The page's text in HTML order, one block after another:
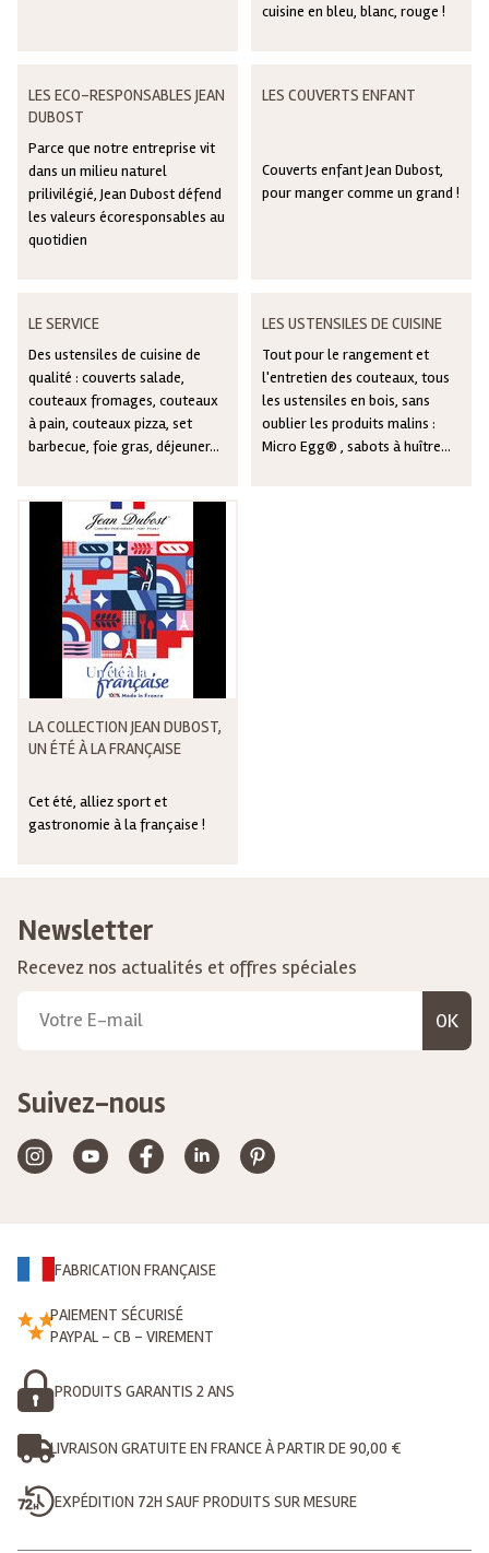
cuisine en bleu, blanc, rouge !
LES ECO-RESPONSABLES JEAN
DUBOST
Parce que notre entreprise vit
dans un milieu naturel
prilivilégié, Jean Dubost défend
les valeurs écoresponsables au
quotidien
LES COUVERTS ENFANT
Couverts enfant Jean Dubost,
pour manger comme un grand !
LE SERVICE
Des ustensiles de cuisine de
qualité : couverts salade,
couteaux fromages, couteaux
à pain, couteaux pizza, set
barbecue, foie gras, déjeuner...
LES USTENSILES DE CUISINE
Tout pour le rangement et
l'entretien des couteaux, tous
les ustensiles en bois, sans
oublier les produits malins :
Micro Egg® , sabots à huître...
LA COLLECTION JEAN DUBOST,
UN ÉTÉ À LA FRANÇAISE
Cet été, alliez sport et
gastronomie à la française !
Newsletter
Recevez nos actualités et offres spéciales
OK
Suivez-nous
FABRICATION FRANÇAISE
PAIEMENT SÉCURISÉ
PAYPAL - CB - VIREMENT
PRODUITS GARANTIS 2 ANS
LIVRAISON GRATUITE EN FRANCE À PARTIR DE 90,00 €
EXPÉDITION 72H SAUF PRODUITS SUR MESURE